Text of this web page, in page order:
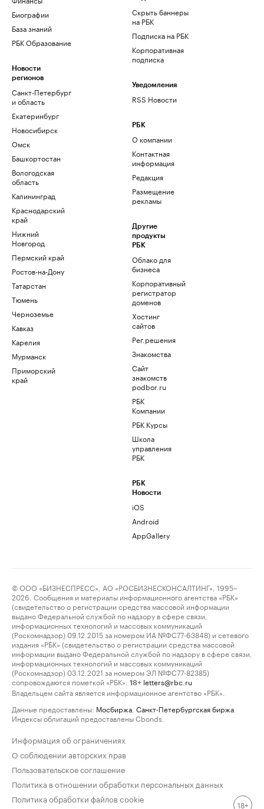
Биографии
База знаний
РБК Образование
Новости
регионов
Санкт-Петербург
и область
Екатеринбург
Новосибирск
Омск
Башкортостан
Вологодская
область
Калининград
Краснодарский
край
Нижний
Новгород
Пермский край
Ростов-на-Дону
Татарстан
Тюмень
Черноземье
Кавказ
Карелия
Мурманск
Приморский
край
Скрыть баннеры
на РБК
Подписка на РБК
Корпоративная
подписка
Уведомления
RSS Новости
РБК
О компании
Контактная
информация
Редакция
Размещение
рекламы
Другие
продукты
РБК
Облако для
бизнеса
Корпоративный
регистратор
доменов
Хостинг
сайтов
Рег.решения
Знакомства
Сайт
знакомств
podbor.ru
РБК
Компании
РБК Курсы
Школа
управления
РБК
РБК
Новости
iOS
Android
AppGallery
© ООО «БИЗНЕСПРЕСС», АО «РОСБИЗНЕСКОНСАЛТИНГ», 1995–
2026. Сообщения и материалы информационного агентства «РБК»
(свидетельство о регистрации средства массовой информации
выдано Федеральной службой по надзору в сфере связи,
информационных технологий и массовых коммуникаций
(Роскомнадзор) 09.12.2015 за номером ИА №ФС77-63848) и сетевого
издания «РБК» (свидетельство о регистрации средства массовой
информации выдано Федеральной службой по надзору в сфере связи,
информационных технологий и массовых коммуникаций
(Роскомнадзор) 03.12.2021 за номером ЭЛ №ФС77-82385)
сопровождаются пометкой «РБК».
18+ letters@rbc.ru
Владельцем сайта является информационное агентство «РБК».
Данные предоставлены: Мосбиржа Санкт-Петербургская биржа
Индексы облигаций предоставлены Cbonds.
Информация об ограничениях
О соблюдении авторских прав
Пользовательское соглашение
Политика в отношении обработки персональных данных
Политика обработки файлов cookie
18+